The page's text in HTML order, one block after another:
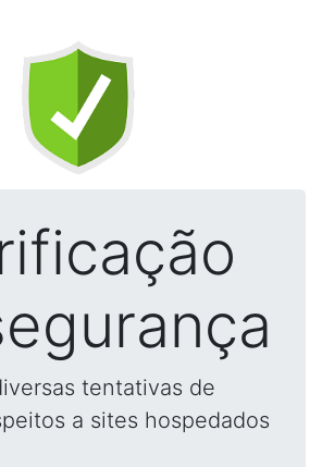
tentativas de
a sites hospedados